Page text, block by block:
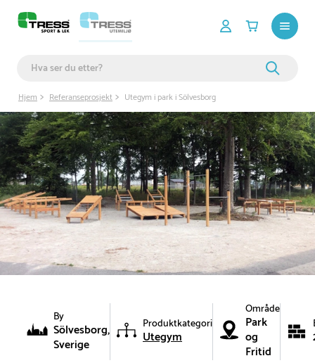
Hjem Referanseprosjekt Utegym i park i Sölvesborg
By
Sölvesborg,
Sverige
Produktkategori
Utegym
Område
Park
og
Fritid